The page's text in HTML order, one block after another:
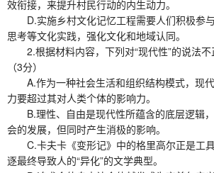
效衔接，来提升村民行动的内生动力。
D.实施乡村文化记忆工程需要人们积极参与
思考等文化实践，强化文化和地域认同。
2.根据材料内容，下列对“现代性”的说法不
（3分）
A.作为一种社会生活和组织结构模式，现
力要超过其对人类个体的影响力。
B.理性、自由是现代性所蕴含的底层逻辑
会的发展，但同时产生消极的影响。
C.卡夫卡《变形记》中的格里高尔正是工
逐最终导致人的“异化”的文学典型。